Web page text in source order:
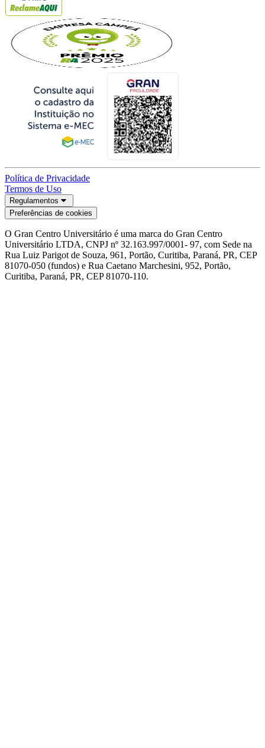
Política de Privacidade
Termos de Uso
Regulamentos
Preferências de cookies
O Gran Centro Universitário é uma marca do Gran Centro
Universitário LTDA, CNPJ nº 32.163.997/0001- 97, com Sede na
Rua Luiz Parigot de Souza, 961, Portão, Curitiba, Paraná, PR, CEP
81070-050 (fundos) e Rua Caetano Marchesini, 952, Portão,
Curitiba, Paraná, PR, CEP 81070-110.